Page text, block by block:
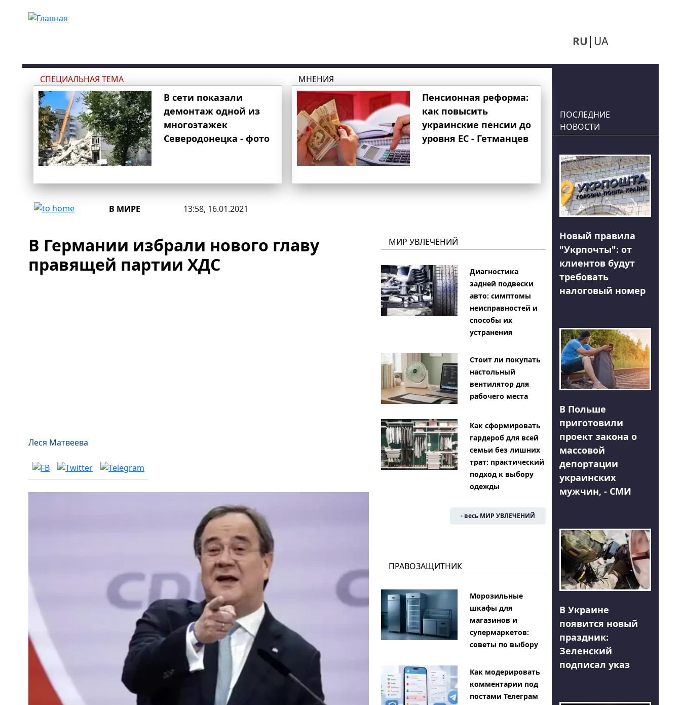
RU UA
СПЕЦИАЛЬНАЯ ТЕМА
В сети показали
демонтаж одной из
многоэтажек
Северодонецка - фото
МНЕНИЯ
Пенсионная реформа:
как повысить
украинские пенсии до
уровня ЕС - Гетманцев
В МИРЕ 13:58, 16.01.2021
В Германии избрали нового главу
правящей партии ХДС
Леся Матвеева
МИР УВЛЕЧЕНИЙ
Диагностика
задней подвески
авто: симптомы
неисправностей и
способы их
устранения
Стоит ли покупать
настольный
вентилятор для
рабочего места
Как сформировать
гардероб для всей
семьи без лишних
трат: практический
подход к выбору
одежды
- весь МИР УВЛЕЧЕНИЙ
ПРАВОЗАЩИТНИК
Морозильные
шкафы для
магазинов и
супермаркетов:
советы по выбору
Как модерировать
комментарии под
постами Телеграм
ПОСЛЕДНИЕ
НОВОСТИ
Новый правила
"Укрпочты": от
клиентов будут
требовать
налоговый номер
В Польше
приготовили
проект закона о
массовой
депортации
украинских
мужчин, - СМИ
В Украине
появится новый
праздник:
Зеленский
подписал указ